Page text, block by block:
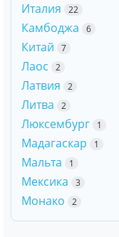
Италия 22
Камбоджа 6
Китай 7
Лаос 2
Латвия 2
Литва 2
Люксембург 1
Мадагаскар 1
Мальта 1
Мексика 3
Монако 2